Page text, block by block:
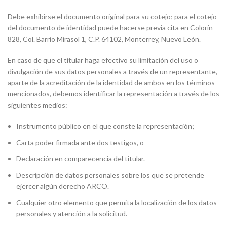
Debe exhibirse el documento original para su cotejo; para el cotejo
del documento de identidad puede hacerse previa cita en Colorín
828, Col. Barrio Mirasol 1, C.P. 64102, Monterrey, Nuevo León.
En caso de que el titular haga efectivo su limitación del uso o
divulgación de sus datos personales a través de un representante,
aparte de la acreditación de la identidad de ambos en los términos
mencionados, debemos identificar la representación a través de los
siguientes medios:
Instrumento público en el que conste la representación;
Carta poder firmada ante dos testigos, o
Declaración en comparecencia del titular.
Descripción de datos personales sobre los que se pretende
ejercer algún derecho ARCO.
Cualquier otro elemento que permita la localización de los datos
personales y atención a la solicitud.